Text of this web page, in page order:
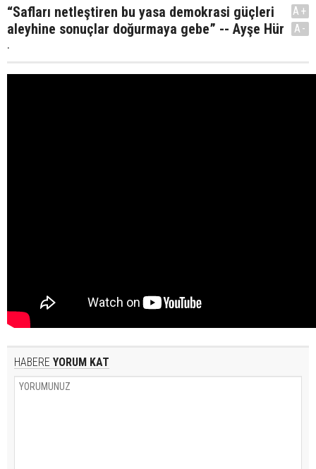
“Safları netleştiren bu yasa demokrasi güçleri
aleyhine sonuçlar doğurmaya gebe” -- Ayşe Hür
.
A+
A-
HABERE YORUM KAT